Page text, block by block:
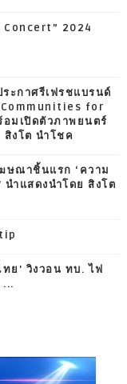
2024
ะกาศรีเฟรชแบรนด์
for
มเปิดตัวภาพยนตร์
งโต นำโชค
ฆษณาชิ้นแรก ‘ความ
ำแสดงนำโดย สิงโต
ทย' วิงวอน ทบ. ไฟ